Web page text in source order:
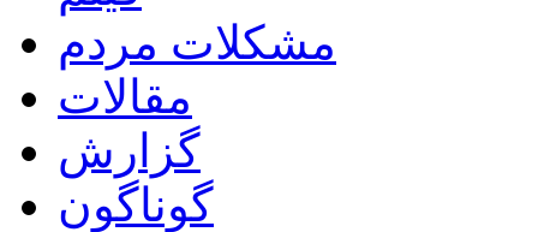
مشکلات مردم
مقالات
گزارش
گوناگون